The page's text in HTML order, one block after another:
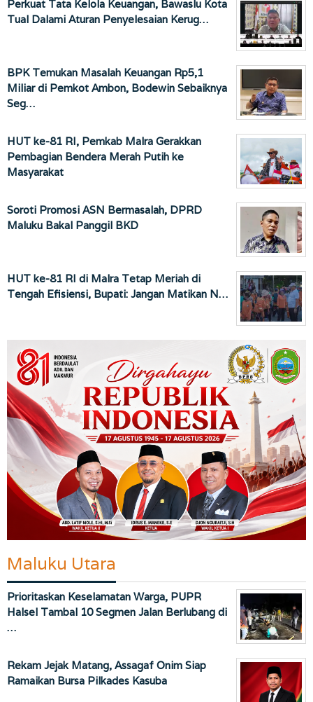
Perkuat Tata Kelola Keuangan, Bawaslu Kota
Tual Dalami Aturan Penyelesaian Kerug…
BPK Temukan Masalah Keuangan Rp5,1
Miliar di Pemkot Ambon, Bodewin Sebaiknya
Seg…
HUT ke-81 RI, Pemkab Malra Gerakkan
Pembagian Bendera Merah Putih ke
Masyarakat
Soroti Promosi ASN Bermasalah, DPRD
Maluku Bakal Panggil BKD
HUT ke-81 RI di Malra Tetap Meriah di
Tengah Efisiensi, Bupati: Jangan Matikan N…
Maluku Utara
Prioritaskan Keselamatan Warga, PUPR
Halsel Tambal 10 Segmen Jalan Berlubang di
…
Rekam Jejak Matang, Assagaf Onim Siap
Ramaikan Bursa Pilkades Kasuba